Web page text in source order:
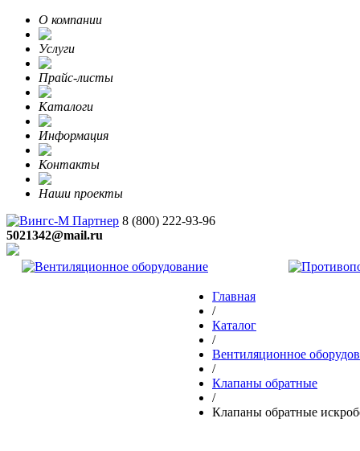
О компании
Услуги
Прайс-листы
Каталоги
Информация
Контакты
Наши проекты
8 (800) 222-93-96
5021342@mail.ru
Главная
/
Каталог
/
Вентиляционное
/
Клапаны обратные
/
Клапаны обратные